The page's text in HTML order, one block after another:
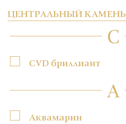
ЦЕНТРАЛЬНЫЙ КАМЕНЬ
C
CVD бриллиант
А
Аквамарин